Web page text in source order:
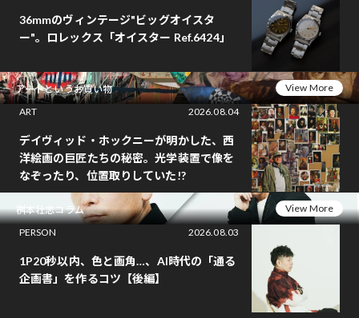
36mmのヴィンテージ"ビッグオイスタ
ー"。ロレックス「オイスター Ref.6424」
アートというお買い物
View More
ART
2026.08.04
デイヴィッド・ホックニーが明かした、西
洋絵画の巨匠たちの秘密。光学装置で像を
なぞったり、位置取りしていた!?
桝本壮志コラム
View More
PERSON
2026.08.03
1P20秒以内、色と画角…、AI時代の「通る
企画書」を作るコツ【後編】